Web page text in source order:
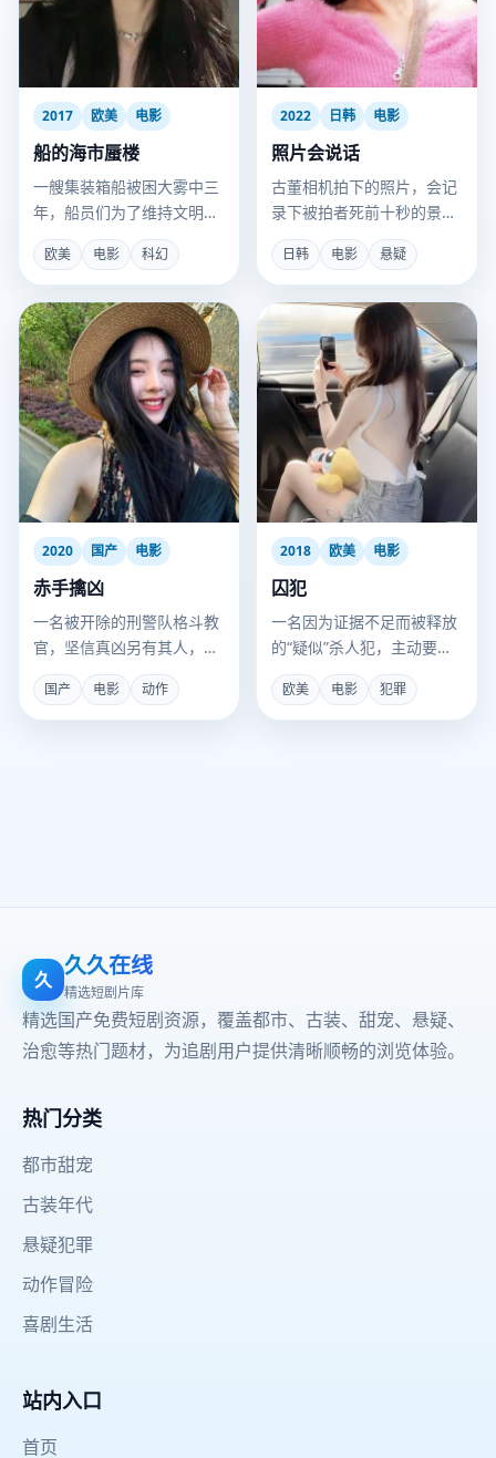
2017 欧美 电影
船的海市蜃楼
一艘集装箱船被困大雾中三
年，船员们为了维持文明运
转而建立了微型国家。
欧美 电影 科幻
2022 日韩 电影
照片会说话
古董相机拍下的照片，会记
录下被拍者死前十秒的景
象。
日韩 电影 悬疑
2020 国产 电影
赤手擒凶
一名被开除的刑警队格斗教
官，坚信真凶另有其人，用
拳头替当嫌犯的女儿翻案。
国产 电影 动作
2018 欧美 电影
囚犯
一名因为证据不足而被释放
的“疑似”杀人犯，主动要求
回监狱，只因监狱里更安
全。
欧美 电影 犯罪
久 久久在线
精选短剧片库
精选国产免费短剧资源，覆盖都市、古装、甜宠、悬疑、
治愈等热门题材，为追剧用户提供清晰顺畅的浏览体验。
热门分类
都市甜宠
古装年代
悬疑犯罪
动作冒险
喜剧生活
站内入口
首页